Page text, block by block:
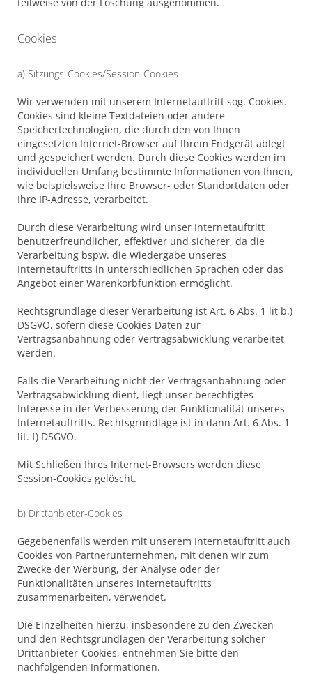
Cookies
a) Sitzungs-Cookies/Session-Cookies
Wir verwenden mit unserem Internetauftritt sog. Cookies.
Cookies sind kleine Textdateien oder andere
Speichertechnologien, die durch den von Ihnen
eingesetzten Internet-Browser auf Ihrem Endgerät ablegt
und gespeichert werden. Durch diese Cookies werden im
individuellen Umfang bestimmte Informationen von Ihnen,
wie beispielsweise Ihre Browser- oder Standortdaten oder
Ihre IP-Adresse, verarbeitet.
Durch diese Verarbeitung wird unser Internetauftritt
benutzerfreundlicher, effektiver und sicherer, da die
Verarbeitung bspw. die Wiedergabe unseres
Internetauftritts in unterschiedlichen Sprachen oder das
Angebot einer Warenkorbfunktion ermöglicht.
Rechtsgrundlage dieser Verarbeitung ist Art. 6 Abs. 1 lit b.)
DSGVO, sofern diese Cookies Daten zur
Vertragsanbahnung oder Vertragsabwicklung verarbeitet
werden.
Falls die Verarbeitung nicht der Vertragsanbahnung oder
Vertragsabwicklung dient, liegt unser berechtigtes
Interesse in der Verbesserung der Funktionalität unseres
Internetauftritts. Rechtsgrundlage ist in dann Art. 6 Abs. 1
lit. f) DSGVO.
Mit Schließen Ihres Internet-Browsers werden diese
Session-Cookies gelöscht.
b) Drittanbieter-Cookies
Gegebenenfalls werden mit unserem Internetauftritt auch
Cookies von Partnerunternehmen, mit denen wir zum
Zwecke der Werbung, der Analyse oder der
Funktionalitäten unseres Internetauftritts
zusammenarbeiten, verwendet.
Die Einzelheiten hierzu, insbesondere zu den Zwecken
und den Rechtsgrundlagen der Verarbeitung solcher
Drittanbieter-Cookies, entnehmen Sie bitte den
nachfolgenden Informationen.